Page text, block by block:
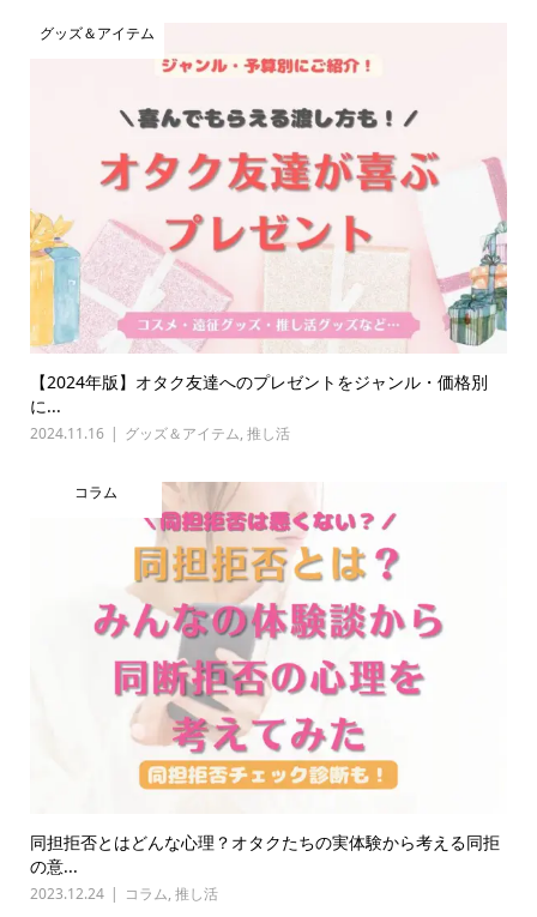
グッズ＆アイテム
【2024年版】オタク友達へのプレゼントをジャンル・価格別
に...
2024.11.16 グッズ＆アイテム, 推し活
コラム
同担拒否とはどんな心理？オタクたちの実体験から考える同拒
の意...
2023.12.24 コラム, 推し活